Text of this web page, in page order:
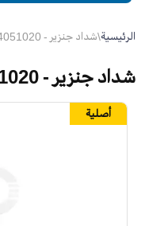
الرئيسية\شداد جنزير - 1354051020
شداد جنزير - 1354051020
أصلية